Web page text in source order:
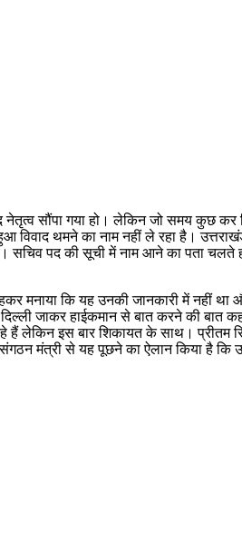
नेतृत्व सौंपा गया हो। लेकिन जो समय कुछ
विवाद थमने का नाम नहीं ले रहा है।
पद की सूची में नाम आने का पता चलते
मनाया कि यह उनकी जानकारी में नहीं
जाकर हाईकमान से बात करने की बात
हैं लेकिन इस बार शिकायत के साथ।
मंत्री से यह पूछने का ऐलान किया है कि